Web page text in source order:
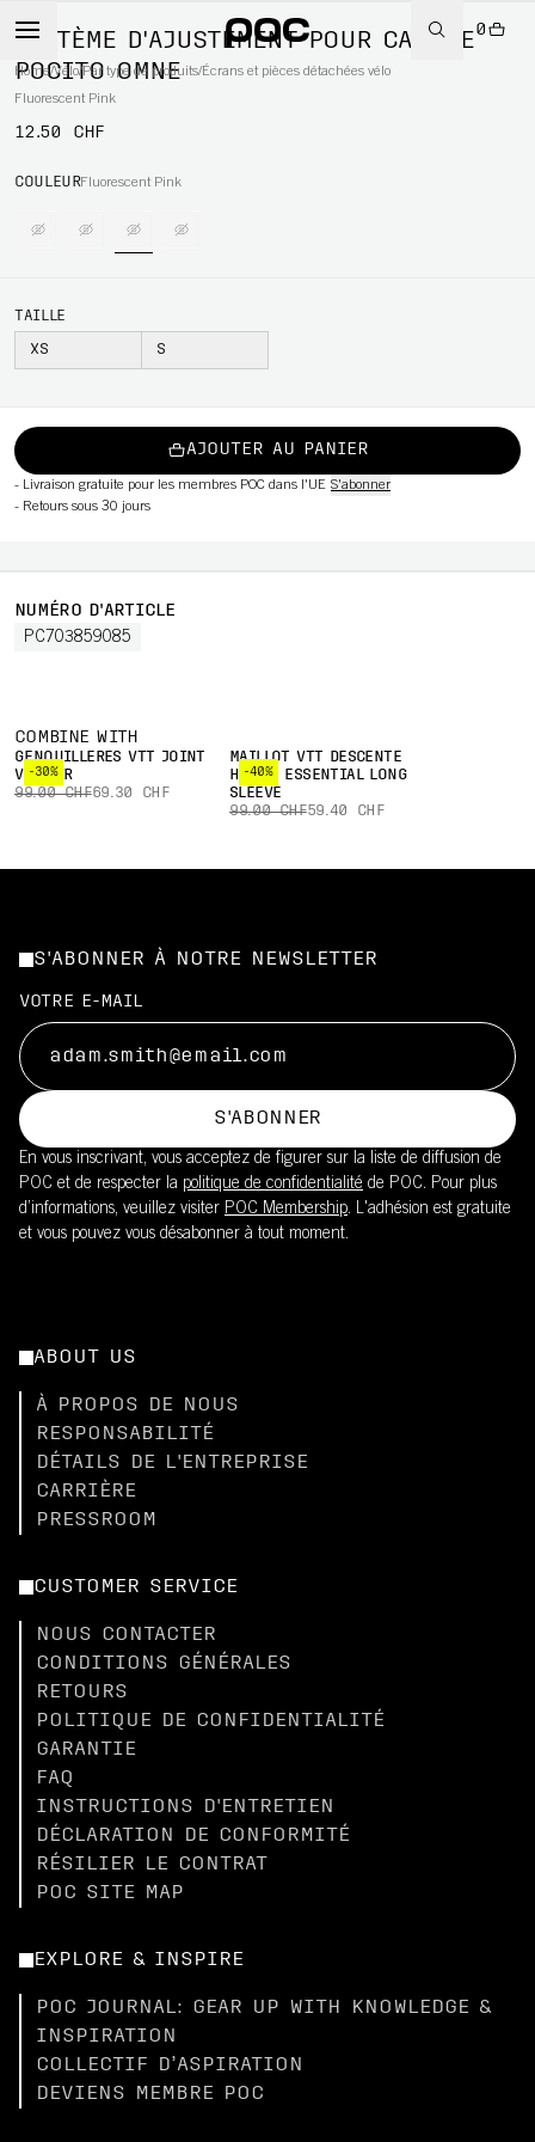
0
Home/Vélo/Par type de produits/Écrans et pièces détachées vélo
SYSTÈME D'AJUSTEMENT POUR CASQUE
POCITO OMNE
Fluorescent Pink
12.50 CHF
COULEURFluorescent Pink
TAILLE
XS S
AJOUTER AU PANIER
- Livraison gratuite pour les membres POC dans l'UE S'abonner
- Retours sous 30 jours
NUMÉRO D'ARTICLE
PC703859085
COMBINE WITH
-30%
GENOUILLÈRES VTT JOINT
VPD AIR
99.00 CHF69.30 CHF
-40%
MAILLOT VTT DESCENTE
HOMME ESSENTIAL LONG
SLEEVE
99.00 CHF59.40 CHF
S'ABONNER À NOTRE NEWSLETTER
VOTRE E-MAIL
S'ABONNER
En vous inscrivant, vous acceptez de figurer sur la liste de diffusion de
POC et de respecter la politique de confidentialité de POC. Pour plus
d’informations, veuillez visiter POC Membership. L'adhésion est gratuite
et vous pouvez vous désabonner à tout moment.
ABOUT US
À PROPOS DE NOUS
RESPONSABILITÉ
DÉTAILS DE L'ENTREPRISE
CARRIÈRE
PRESSROOM
CUSTOMER SERVICE
NOUS CONTACTER
CONDITIONS GÉNÉRALES
RETOURS
POLITIQUE DE CONFIDENTIALITÉ
GARANTIE
FAQ
INSTRUCTIONS D'ENTRETIEN
DÉCLARATION DE CONFORMITÉ
RÉSILIER LE CONTRAT
POC SITE MAP
EXPLORE & INSPIRE
POC JOURNAL: GEAR UP WITH KNOWLEDGE &
INSPIRATION
COLLECTIF D’ASPIRATION
DEVIENS MEMBRE POC